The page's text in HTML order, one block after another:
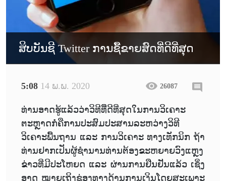
ສິບບັນຊີ Twitter ການຊື້ຂາຍສົດທີ່ດີທີ່ສຸດ
5:08 14 ພ.ພ. 2020 26087
ທ່ານອາດຮູ້ແລ້ວວ່າວິທີທິື່ດີທີ່ສຸດໃນການວິເຄາະ
ຕະຫຼາດກໍ່ຄືການປະສົມປະສານລະຫວ່າງວິທີ
ວິເຄາະພື້ນຖານ ແລະ ການວິເຄາະ ທາງເທັກນິກ ຖ້າ
ທ່ານຢາກເປັນຜູ້ຊຳນານທ່ານຕ້ອງຂະຫຍາຍວົງແຫຼງ
ຂ່າວທີ່ມີປະໂຫຍດ ແລະ ຜ່ານການຢືນຢັນແລ້ວ ເຊິ່ງ
ອາດ ໝາຍເຖິງຊ່ອງທາງດ້ານການເງິນໂດຍສະເພາະ